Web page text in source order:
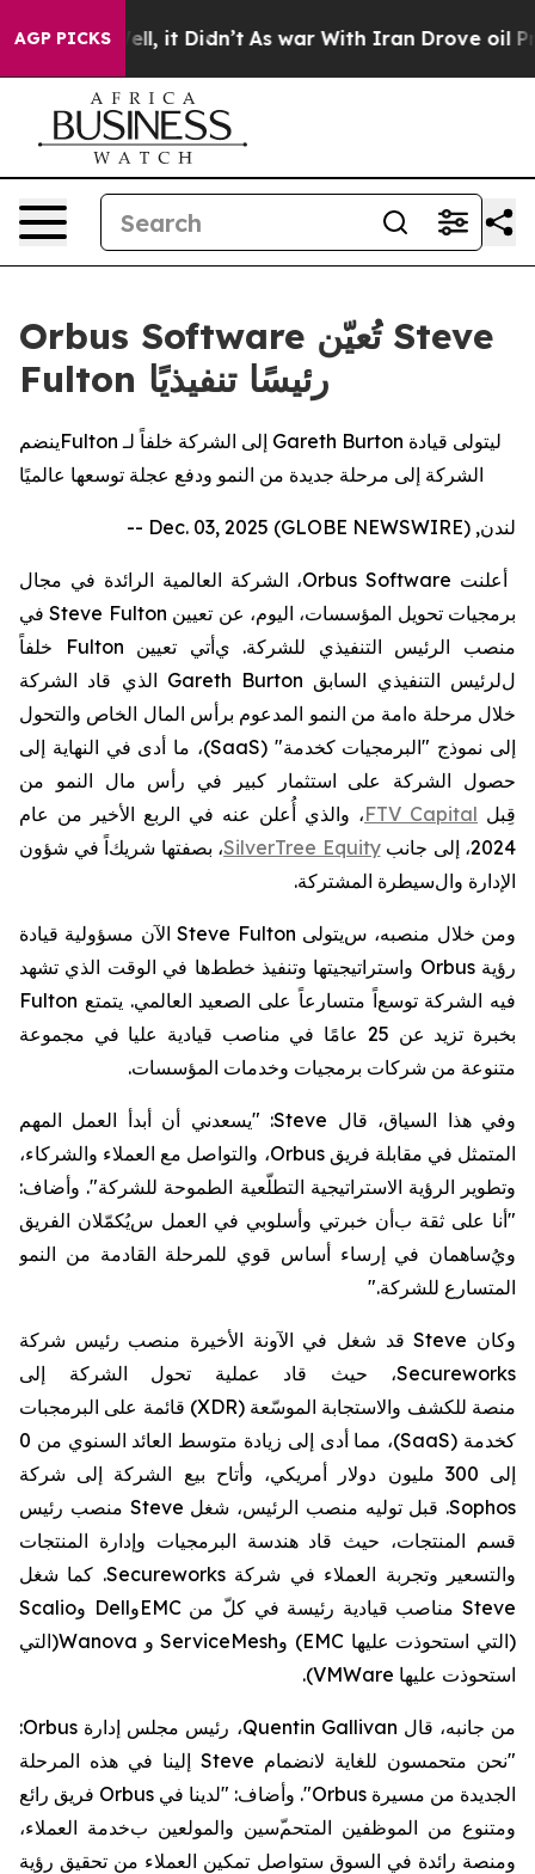
AGP PICKS
40%. Well, it Didn’t As war With Iran Drove oil
Orbus Software تُعيّن Steve
Fulton رئيسًا تنفيذيًا
ينضمFulton إلى الشركة خلفاً لـ Gareth Burton ليتولى قيادة
الشركة إلى مرحلة جديدة من النمو ودفع عجلة توسعها عالميًا
لندن, Dec. 03, 2025 (GLOBE NEWSWIRE) --
أعلنت Orbus Software، الشركة العالمية الرائدة في مجال
برمجيات تحويل المؤسسات، اليوم، عن تعيين Steve Fulton في
منصب الرئيس التنفيذي للشركة. يأتي تعيين Fulton
خلفاً
للرئيس التنفيذي السابق Gareth Burton الذي قاد الشركة
خلال مرحلة هامة من النمو المدعوم برأس المال الخاص والتحول
إلى نموذج "البرمجيات كخدمة" (
SaaS
)، ما أدى في النهاية إلى
حصول الشركة على استثمار كبير في رأس مال النمو من
قِبل FTV Capital، والذي أُعلن عنه في الربع الأخير من عام
2024، إلى جانب
SilverTree Equity، بصفتها شريكاً في شؤون
الإدارة والسيطرة المشتركة.
ومن خلال منصبه، سيتولى Steve Fultonالآن مسؤولية قيادة
رؤيةOrbus واستراتيجيتها وتنفيذ خططها في الوقت الذي تشهد
فيه الشركةتوسعاً متسارعاً على الصعيد العالمي. يتمتع Fulton
بخبرة تزيد عن 25 عامًا في مناصب قيادية عليا في مجموعة
متنوعة من شركات برمجيات وخدمات المؤسسات.
وفي هذا السياق، قال Steve: "يسعدني أن أبدأ العمل المهم
المتمثل في مقابلة فريقOrbus، والتواصل مع العملاء والشركاء،
وتطوير الرؤية الاستراتيجية التطلّعية الطموحة للشركة". وأضاف:
"أنا على ثقة بأن خبرتي وأسلوبي في العمل سيُكمّلان الفريق
ويُساهمان في إرساء أساس قوي للمرحلة القادمة من النمو
المتسارع للشركة".
وكان Steveقد شغل في الآونة الأخيرة منصب رئيس شركة
Secureworks، حيث قاد عملية تحول الشركة إلى
منصة للكشف والاستجابة الموسّعة (XDR
) قائمة على البرمجبات
كخدمة (SaaS
)، مما أدى إلى زيادة متوسط
العائد السنوي من 0
إلى 300 مليون دولار أمريكي،
وأتاح بيع الشركة إلى شركة
Sophos
. قبل توليه منصب الرئيس، شغل Steve منصب رئيس
قسم المنتجات، حيث قاد هندسة البرمجيات وإدارة المنتجات
والتسعير وتجربة العملاء في شركة Secureworks
. كما شغل
Steve مناصب قيادية رئيسة في كلّ من EMCوDell وScalio
(التي استحوذت عليها EMC
) وServiceMesh و Wanova
(التي
استحوذت عليها VMWare
).
من جانبه، قال Quentin Gallivan، رئيس مجلس إدارة Orbus
:
"نحن متحمسون للغاية لانضمام Steve إلينا في هذه المرحلة
الجديدة من مسيرة Orbus". وأضاف: "لدينا في Orbus فريق رائع
ومتنوع من الموظفين المتحمسين والمولعين بخدمة العملاء،
ومنصة رائدة في السوق ستواصل تمكين العملاء من تحقيق رؤية